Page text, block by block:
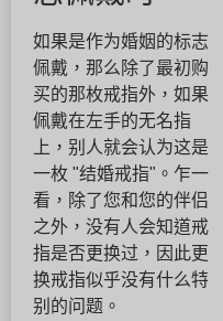
如果是作为婚姻的标志
佩戴，那么除了最初购
买的那枚戒指外，如果
佩戴在左手的无名指
上，别人就会认为这是
一枚 "结婚戒指"。乍一
看，除了您和您的伴侣
之外，没有人会知道戒
指是否更换过，因此更
换戒指似乎没有什么特
别的问题。